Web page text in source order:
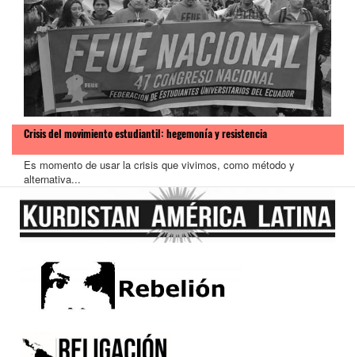
Crisis del movimiento estudiantil: hegemonía y resistencia
Es momento de usar la crisis que vivimos, como método y
alternativa...